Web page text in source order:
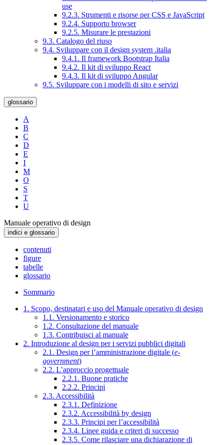
use
9.2.3. Strumenti e risorse per CSS e JavaScript
9.2.4. Supporto browser
9.2.5. Misurare le prestazioni
9.3. Catalogo del riuso
9.4. Sviluppare con il design system .italia
9.4.1. Il framework Bootstrap Italia
9.4.2. Il kit di sviluppo React
9.4.3. Il kit di sviluppo Angular
9.5. Sviluppare con i modelli di sito e servizi
glossario
A
B
C
D
E
I
M
O
S
T
U
Manuale operativo di design
indici e glossario
contenuti
figure
tabelle
glossario
Sommario
1. Scopo, destinatari e uso del Manuale operativo di design
1.1. Versionamento e storico
1.2. Consultazione del manuale
1.3. Contribuisci al manuale
2. Introduzione al design per i servizi pubblici digitali
2.1. Design per l’amministrazione digitale (e-
government)
2.2. L’approccio progettuale
2.2.1. Buone pratiche
2.2.2. Principi
2.3. Accessibilità
2.3.1. Definizione
2.3.2. Accessibilità by design
2.3.3. Principi per l’accessibilità
2.3.4. Linee guida e criteri di successo
2.3.5. Come rilasciare una dichiarazione di